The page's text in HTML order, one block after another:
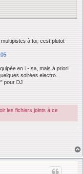
à toi, cest plutot
en L-Isa, mais à priori
soirées electro.
pour DJ
les fichiers joints à ce